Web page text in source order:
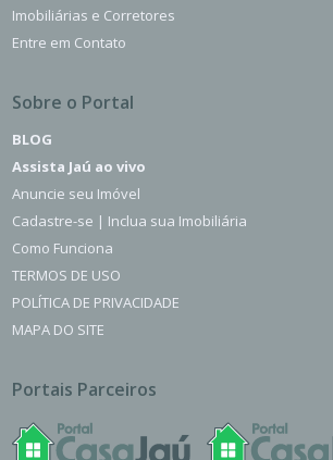
Imobiliárias e Corretores
Entre em Contato
Sobre o Portal
BLOG
Assista Jaú ao vivo
Anuncie seu Imóvel
Cadastre-se | Inclua sua Imobiliária
Como Funciona
TERMOS DE USO
POLÍTICA DE PRIVACIDADE
MAPA DO SITE
Portais Parceiros